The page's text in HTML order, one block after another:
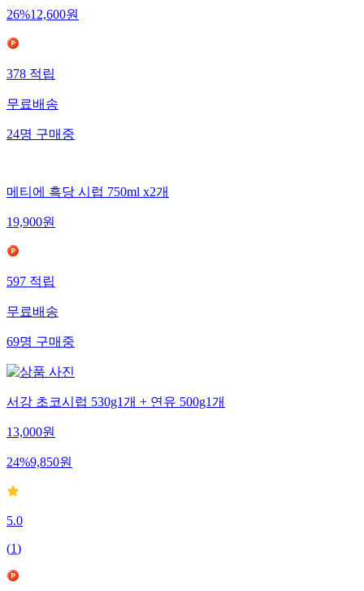
26%12,600원
378적립
무료배송
24명구매중
메티에 흑당 시럽 750ml x2개
19,900원
597적립
무료배송
69명구매중
서강 초코시럽 530g1개 + 연유 500g1개
13,000원
24%9,850원
5.0
(1)